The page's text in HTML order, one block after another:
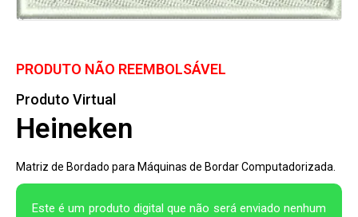
PRODUTO NÃO REEMBOLSÁVEL
Produto Virtual
Heineken
Matriz de Bordado para Máquinas de Bordar Computadorizada.
Este é um produto digital que não será enviado nenhum